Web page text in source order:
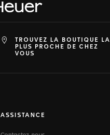
TROUVEZ LA BOUTIQUE LA
PLUS PROCHE DE CHEZ
VOUS
ASSISTANCE